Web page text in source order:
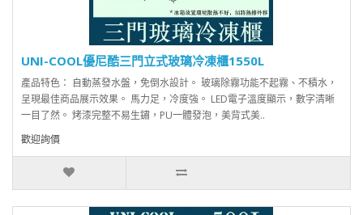
UNI-COOL優尼酷三門立式玻璃冷凍櫃1550L
產品特色： 自動蒸發水盤，免倒水設計。 玻璃除霧功能不起霧、不積水，
呈現最佳商品展示效果。 馬力足，冷度強。 LED電子溫度顯示，數字清晰
一目了然。 烤漆完整不易生鏽，PU一體發泡，美背式美..
歡迎詢價